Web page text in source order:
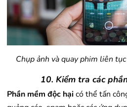
Chụp ảnh và quay phim liên
10. Kiểm tra các
Phần mềm độc hạicó thể tấn